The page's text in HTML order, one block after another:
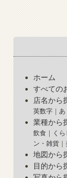
ホーム
すべての
店名から
英数字 あ
業種から
飲食 くら
ン・雑貨
地図から
目的から